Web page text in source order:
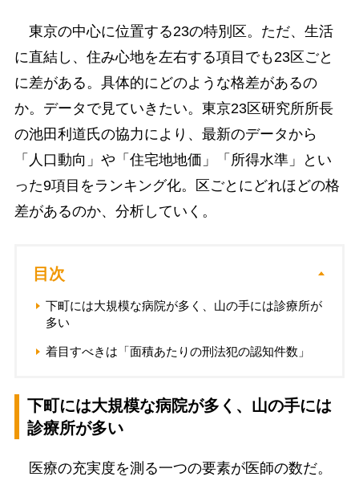
東京の中心に位置する23の特別区。ただ、生活
に直結し、住み心地を左右する項目でも23区ごと
に差がある。具体的にどのような格差があるの
か。データで見ていきたい。東京23区研究所所長
の池田利道氏の協力により、最新のデータから
「人口動向」や「住宅地地価」「所得水準」とい
った9項目をランキング化。区ごとにどれほどの格
差があるのか、分析していく。
目次
下町には大規模な病院が多く、山の手には診療所が
多い
着目すべきは「面積あたりの刑法犯の認知件数」
下町には大規模な病院が多く、山の手には
診療所が多い
医療の充実度を測る一つの要素が医師の数だ。